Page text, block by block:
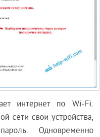
интернет по Wi-Fi.
сети свои устройства,
Одновременно